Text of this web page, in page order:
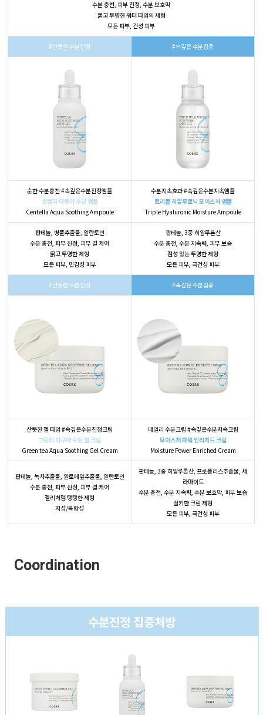
수분 충전, 피부 진정, 수분 보호막
묽고 투명한 워터 타입의 제형
모든 피부, 건성 피부
#산뜻한 수분진정 #속깊은 수분집중
순한 수분충전 #속깊은수분진정앰플
센텔라 아쿠아 수딩 앰플
Centella Aqua Soothing Ampoule
수분지속효과 #속깊은수분지속앰플
트리플 히알루로닉 모이스처 앰플
Triple Hyaluronic Moisture Ampoule
판테놀, 병풀추출물, 알란토인
수분 충전, 피부 진정, 피부 결 케어
묽고 투명한 제형
모든 피부, 민감성 피부
판테놀, 3중 히알루론산
수분 충전, 수분 지속력, 피부 보습
점성 있는 투명한 제형
모든 피부, 극건성 피부
#산뜻한 수분진정 #속깊은 수분집중
산뜻한 젤 타입 #속깊은수분진정크림
그린티 아쿠아 수딩 젤 크림
Green tea Aqua Soothing Gel Cream
데일리 수분크림 #속깊은수분지속크림
모이스처 파워 인리치드 크림
Moisture Power Enriched Cream
판테놀, 녹차추출물, 알로에잎추출물, 알란토인
수분 충전, 피부 진정, 피부 결 케어
젤리처럼 탱탱한 제형
지성/복합성
판테놀, 3중 히알루론산, 프로폴리스추출물, 세
라마이드
수분 충전, 수분 지속력, 수분 보호막, 피부 보습
실키한 크림 제형
모든 피부, 극건성 피부
Coordination
수분진정 집중처방